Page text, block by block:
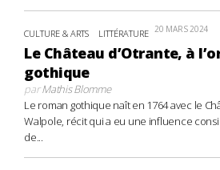
CULTURE & ARTS LITTÉRATURE 20 MARS 2024
Le Château d’Otrante, à
gothique
parMathis Blomme
Le roman gothique naît en 1764 avec le
Walpole, récit qui a eu une influence
de...